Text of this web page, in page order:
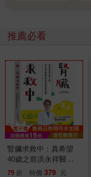
推薦必看
腎臟求救中：真希望
40歲之前洪永祥醫師
就告訴我這些事
79 折 特價 379 元